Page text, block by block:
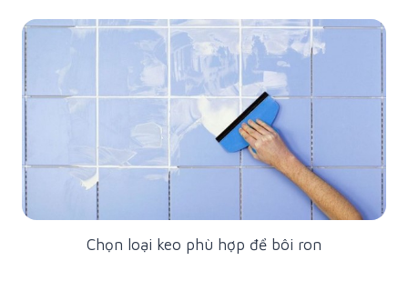
Chọn loại keo phù hợp để bôi ron